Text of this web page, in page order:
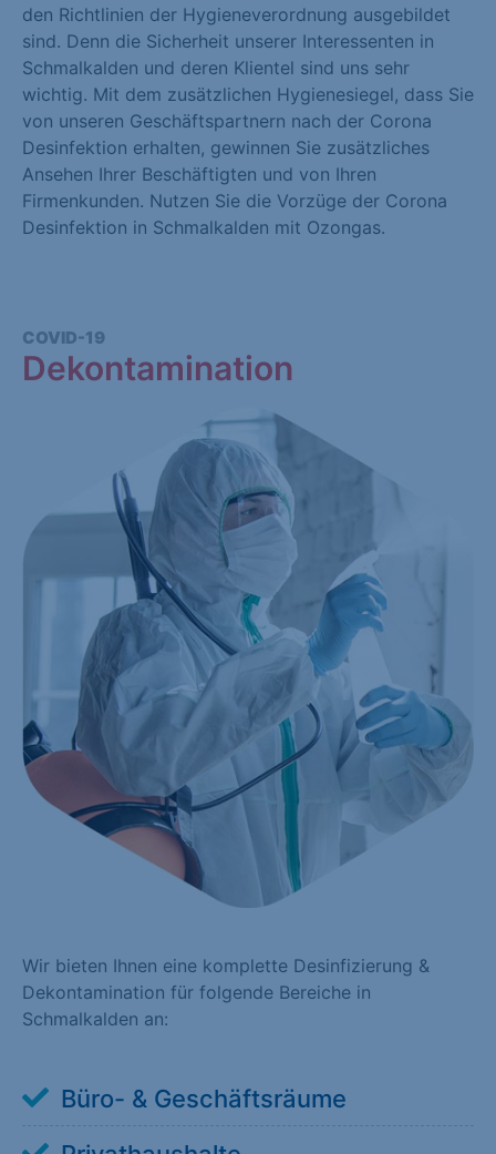
den Richtlinien der Hygieneverordnung ausgebildet
sind. Denn die Sicherheit unserer Interessenten in
Schmalkalden und deren Klientel sind uns sehr
wichtig. Mit dem zusätzlichen Hygienesiegel, dass Sie
von unseren Geschäftspartnern nach der Corona
Desinfektion erhalten, gewinnen Sie zusätzliches
Ansehen Ihrer Beschäftigten und von Ihren
Firmenkunden. Nutzen Sie die Vorzüge der Corona
Desinfektion in Schmalkalden mit Ozongas.
COVID-19
Dekontamination
Wir bieten Ihnen eine komplette Desinfizierung &
Dekontamination für folgende Bereiche in
Schmalkalden an:
Büro- & Geschäftsräume